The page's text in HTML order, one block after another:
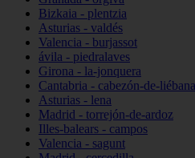
Bizkaia - plentzia
Asturias - valdés
Valencia - burjassot
ávila - piedralaves
Girona - la-jonquera
Cantabria - cabezón-de-liébana
Asturias - lena
Madrid - torrejón-de-ardoz
Illes-balears - campos
Valencia - sagunt